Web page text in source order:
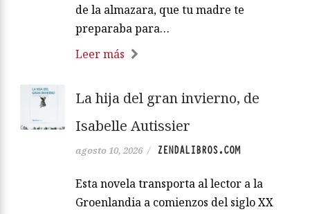
de la almazara, que tu madre te
preparaba para…
Leer más
La hija del gran invierno, de
Isabelle Autissier
agosto 10, 2026 / ZENDALIBROS.COM
Esta novela transporta al lector a la
Groenlandia a comienzos del siglo XX